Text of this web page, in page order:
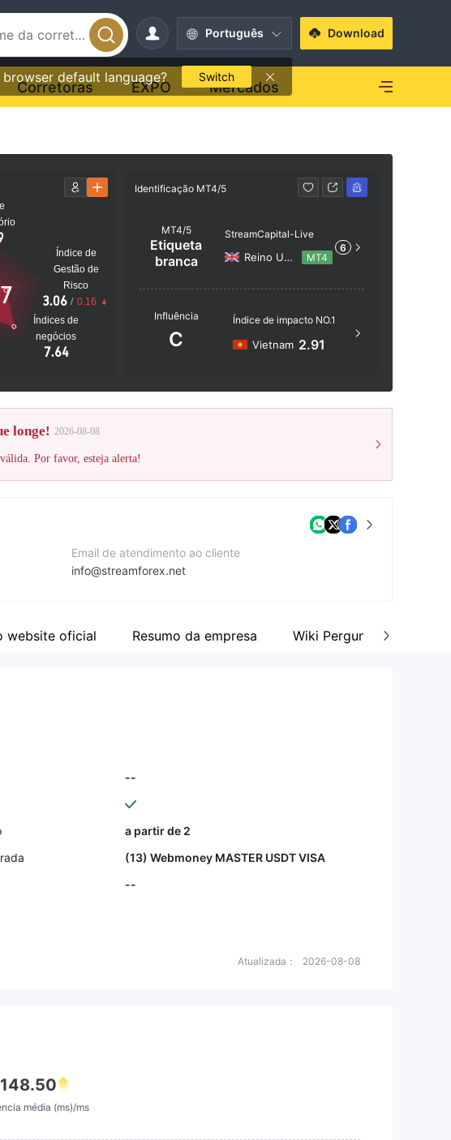
Português
default language? Switch
Download
Corretoras EXPO Mercados
Índices de
negócios
7.64
Índice de
Gestão de
Risco
3.06 / 0.16
Identificação MT4/5
MT4/5
Etiqueta
branca
StreamCapital-Live
Reino Unido MT4
6
Influência
C
Índice de impacto NO.1
Vietnam 2.91
longe! 2026-08-08
Por favor, esteja alerta!
Email de atendimento ao cliente
info@streamforex.net
Site da companhia
website oficial Resumo da empresa Wiki Perguntas &
--
a partir de 2
(13) Webmoney MASTER USDT VISA
--
Atualizada： 2026-08-08
148.50
média (ms)/ms